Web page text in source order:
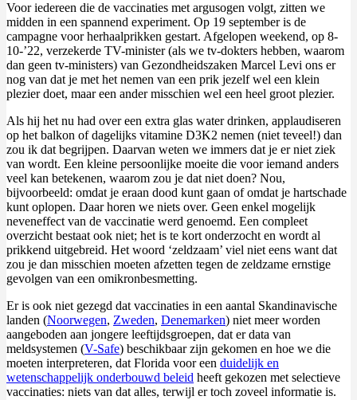
Voor iedereen die de vaccinaties met argusogen volgt, zitten we
midden in een spannend experiment. Op 19 september is de
campagne voor herhaalprikken gestart. Afgelopen weekend, op 8-
10-’22, verzekerde TV-minister (als we tv-dokters hebben, waarom
dan geen tv-ministers) van Gezondheidszaken Marcel Levi ons er
nog van dat je met het nemen van een prik jezelf wel een klein
plezier doet, maar een ander misschien wel een heel groot plezier.
Als hij het nu had over een extra glas water drinken, applaudiseren
op het balkon of dagelijks vitamine D3K2 nemen (niet teveel!) dan
zou ik dat begrijpen. Daarvan weten we immers dat je er niet ziek
van wordt. Een kleine persoonlijke moeite die voor iemand anders
veel kan betekenen, waarom zou je dat niet doen? Nou,
bijvoorbeeld: omdat je eraan dood kunt gaan of omdat je hartschade
kunt oplopen. Daar horen we niets over. Geen enkel mogelijk
neveneffect van de vaccinatie werd genoemd. Een compleet
overzicht bestaat ook niet; het is te kort onderzocht en wordt al
prikkend uitgebreid. Het woord ‘zeldzaam’ viel niet eens want dat
zou je dan misschien moeten afzetten tegen de zeldzame ernstige
gevolgen van een omikronbesmetting.
Er is ook niet gezegd dat vaccinaties in een aantal Skandinavische
landen (Noorwegen, Zweden, Denemarken) niet meer worden
aangeboden aan jongere leeftijdsgroepen, dat er data van
meldsystemen (V-Safe) beschikbaar zijn gekomen en hoe we die
moeten interpreteren, dat Florida voor een duidelijk en
wetenschappelijk onderbouwd beleid heeft gekozen met selectieve
vaccinaties: niets van dat alles, terwijl er toch zoveel informatie is.